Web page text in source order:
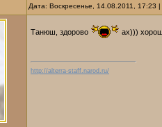
Дата: Воскресенье, 14.08.2011,
Танюш, здорово ах)))
http://alterra-staff.narod.ru/